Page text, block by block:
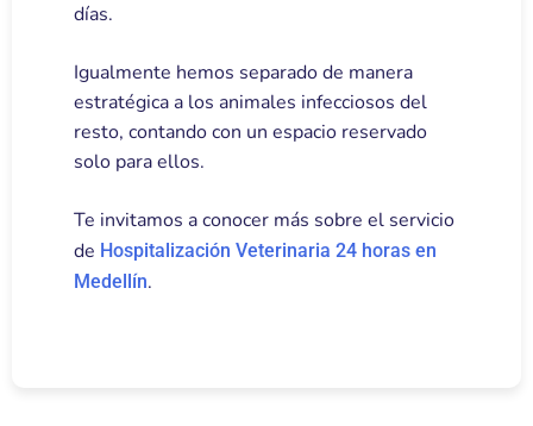
días.
Igualmente hemos separado de manera
estratégica a los animales infecciosos del
resto, contando con un espacio reservado
solo para ellos.
Te invitamos a conocer más sobre el servicio
de Hospitalización Veterinaria 24 horas en
Medellín.